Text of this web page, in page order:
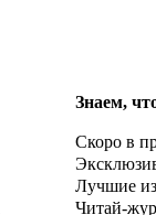
Знаем,
Скоро в
Лучшие
Читай-